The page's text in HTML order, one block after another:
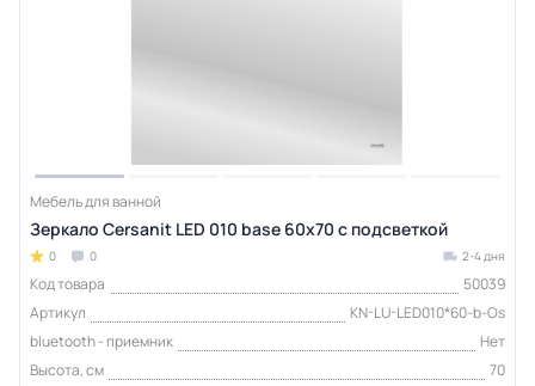
Мебель для ванной
Зеркало Cersanit LED 010 base 60x70 с подсветкой
0 0 2-4 дня
Код товара
50039
Артикул
KN-LU-LED010*60-b-Os
bluetooth - приемник
Нет
Высота, см
70